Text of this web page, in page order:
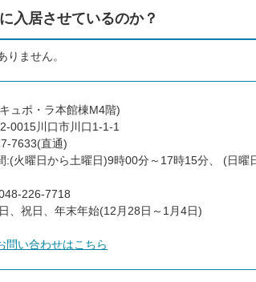
入居させているのか？
ません。
ュポ・ラ本館棟M4階)
0015川口市川口1-1-1
7633(直通)
:(火曜日から土曜日)9時00分～17時15分、 (日曜
226-7718
、祝日、年末年始(12月28日～1月4日)
問い合わせはこちら